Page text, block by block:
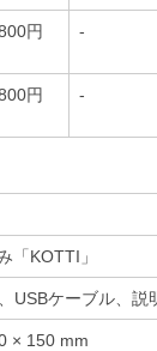
円 -
円 -
「KOTTI」
USBケーブル、説
× 150 mm